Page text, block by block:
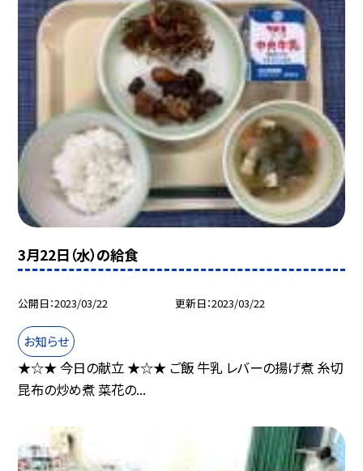
3月22日（水）の給食
公開日 2023/03/22 更新日 2023/03/22
お知らせ
★☆★ 今日の献立 ★☆★ ご飯 牛乳 レバーの揚げ煮 糸切
昆布の炒め煮 菜花の...